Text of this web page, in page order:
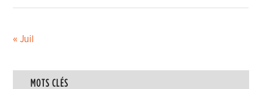
« Juil
MOTS CLÉS